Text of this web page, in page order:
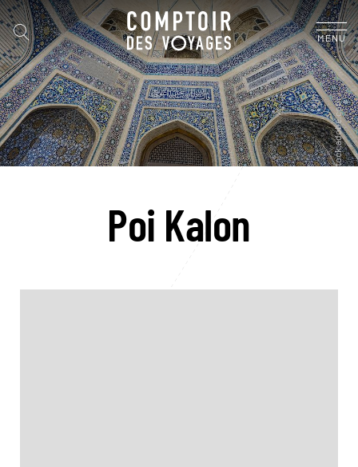
MENU
Poi Kalon